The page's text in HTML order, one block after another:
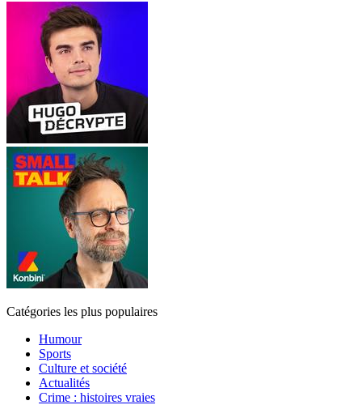
Catégories les plus populaires
Humour
Sports
Culture et société
Actualités
Crime : histoires vraies